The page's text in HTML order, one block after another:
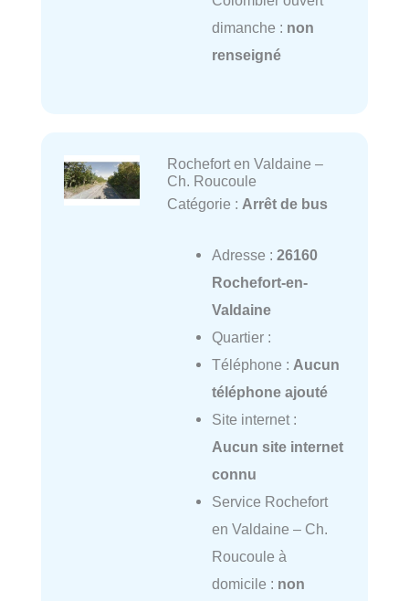
dimanche : non
renseigné
Rochefort en Valdaine –
Ch. Roucoule
Catégorie : Arrêt de bus
Adresse : 26160
Rochefort-en-
Valdaine
Quartier :
Téléphone : Aucun
téléphone ajouté
Site internet :
Aucun site internet
connu
Service Rochefort
en Valdaine – Ch.
Roucoule à
domicile : non